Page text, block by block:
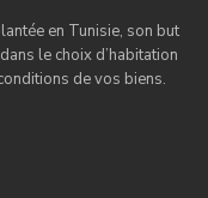
en Tunisie, son but
le choix d’habitation
de vos biens.